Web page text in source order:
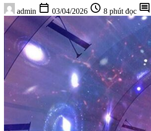
admin calendar_today 03/04/2026 schedule 8 phút đọc comment